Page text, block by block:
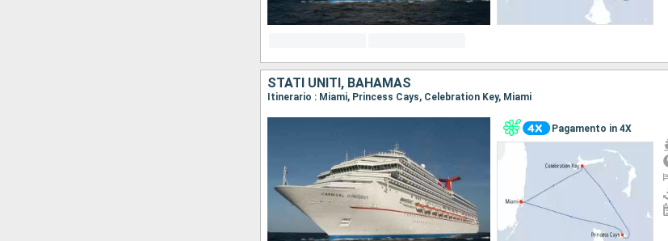
STATI UNITI, BAHAMAS
Itinerario : Miami, Princess Cays, Celebration Key, Miami
Pagamento in 4X